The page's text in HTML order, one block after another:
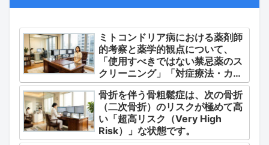
ミトコンドリア病における薬剤師
的考察と薬学的観点について、
「使用すべきではない禁忌薬のス
クリーニング」「対症療法・カク
テル療法の適正使用」「画期的な
新薬・DDSの動向」の3つの軸か
ら整理します。
骨折を伴う骨粗鬆症は、次の骨折
（二次骨折）のリスクが極めて高
い「超高リスク（Very High
Risk）」な状態です。